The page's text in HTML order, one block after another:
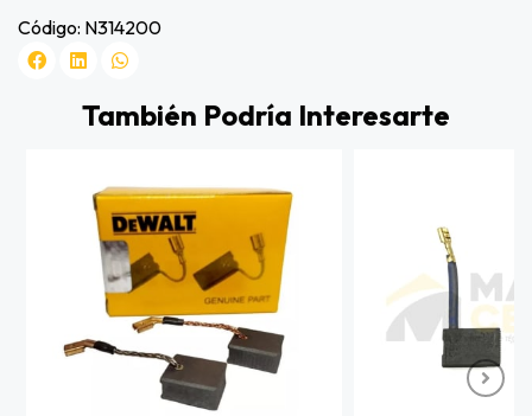
Código: N314200
También Podría Interesarte